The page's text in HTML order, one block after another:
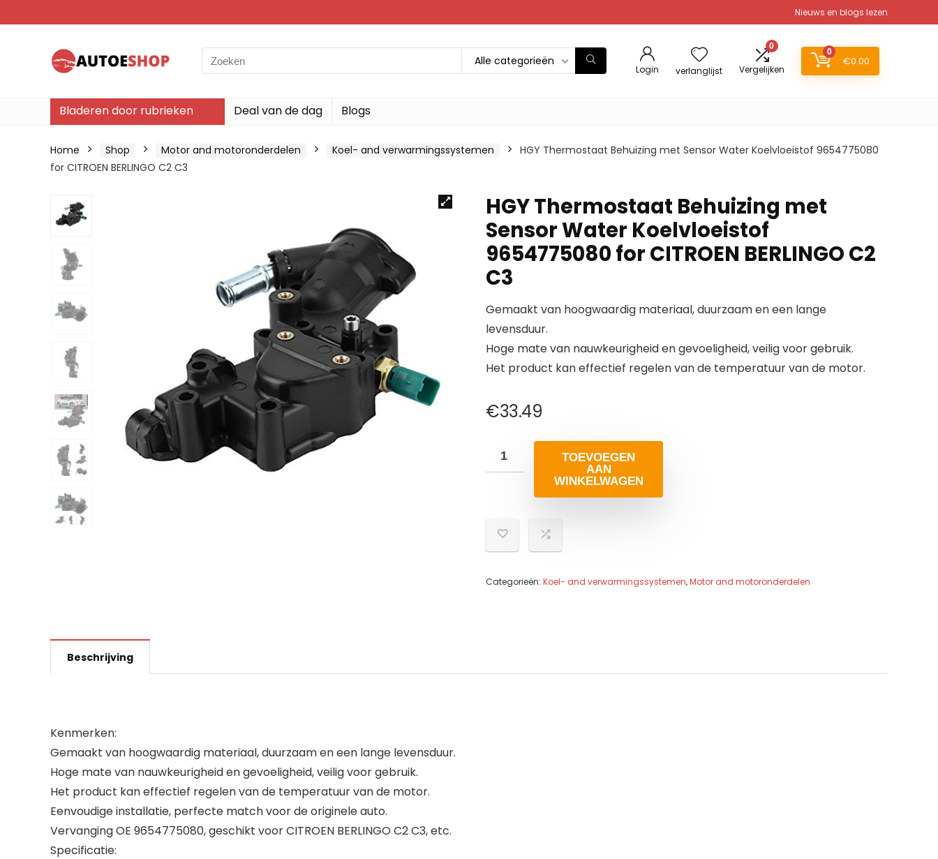
Nieuws en blogs lezen
Search
for:
Alle categorieën
Login verlanglijst
0
Vergelijken
0
€0.00
Bladeren door rubrieken Deal van de dag Blogs
Home Shop Motor and motoronderdelen Koel- and verwarmingssystemen
HGY Thermostaat Behuizing met Sensor Water Koelvloeistof 9654775080
for CITROEN BERLINGO C2 C3
HGY Thermostaat Behuizing met
Sensor Water Koelvloeistof
9654775080 for CITROEN BERLINGO C2
C3
Gemaakt van hoogwaardig materiaal, duurzaam en een lange
levensduur.
Hoge mate van nauwkeurigheid en gevoeligheid, veilig voor gebruik.
Het product kan effectief regelen van de temperatuur van de motor.
€33.49
TOEVOEGEN
AAN
WINKELWAGEN
Categorieën: Koel- and verwarmingssystemen,Motor and motoronderdelen
Beschrijving
Kenmerken:
Gemaakt van hoogwaardig materiaal, duurzaam en een lange levensduur.
Hoge mate van nauwkeurigheid en gevoeligheid, veilig voor gebruik.
Het product kan effectief regelen van de temperatuur van de motor.
Eenvoudige installatie, perfecte match voor de originele auto.
Vervanging OE 9654775080, geschikt voor CITROEN BERLINGO C2 C3, etc.
Specificatie: